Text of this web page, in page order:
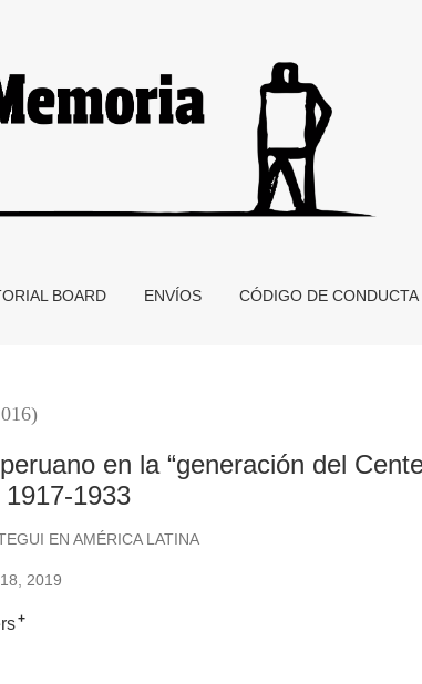
Centenario” durante “los años locos” 1917-1933
BOARD ENVÍOS CÓDIGO DE CONDUCTA
en la “generación del
1917-1933
EN AMÉRICA LATINA
2019
+